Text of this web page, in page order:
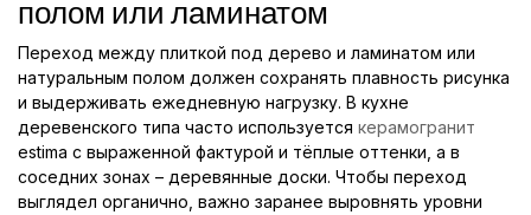
полом или ламинатом
Переход между плиткой под дерево и ламинатом или
натуральным полом должен сохранять плавность рисунка
и выдерживать ежедневную нагрузку. В кухне
деревенского типа часто используется керамогранит
estimа с выраженной фактурой и тёплые оттенки, а в
соседних зонах – деревянные доски. Чтобы переход
выглядел органично, важно заранее выровнять уровни